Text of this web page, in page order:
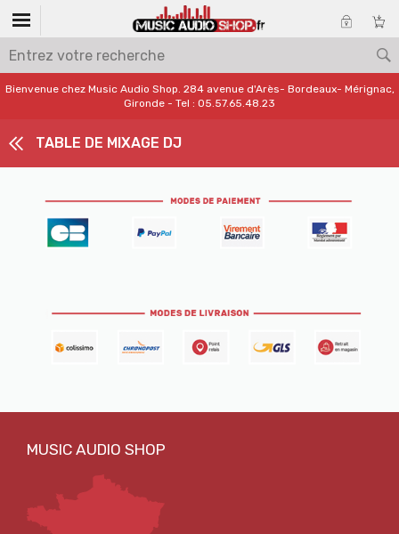
Bienvenue chez Music Audio Shop. 284 avenue d'Arès- Bordeaux- Mérignac,
Gironde - Tel : 05.57.65.48.23
TABLE DE MIXAGE DJ